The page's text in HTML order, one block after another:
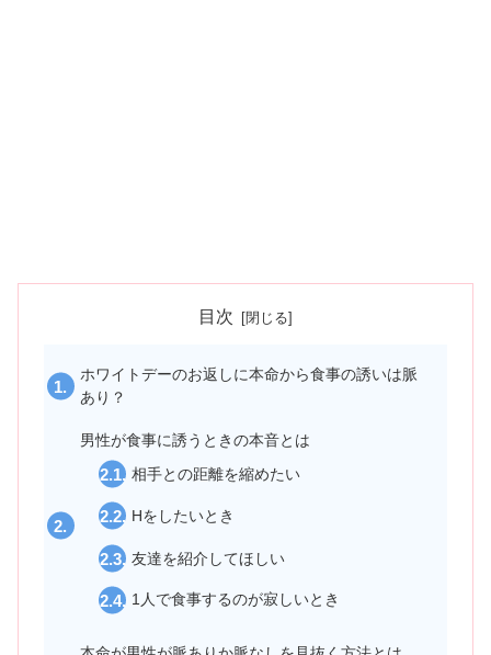
目次
ホワイトデーのお返しに本命から食事の誘いは脈
あり？
男性が食事に誘うときの本音とは
相手との距離を縮めたい
Hをしたいとき
友達を紹介してほしい
1人で食事するのが寂しいとき